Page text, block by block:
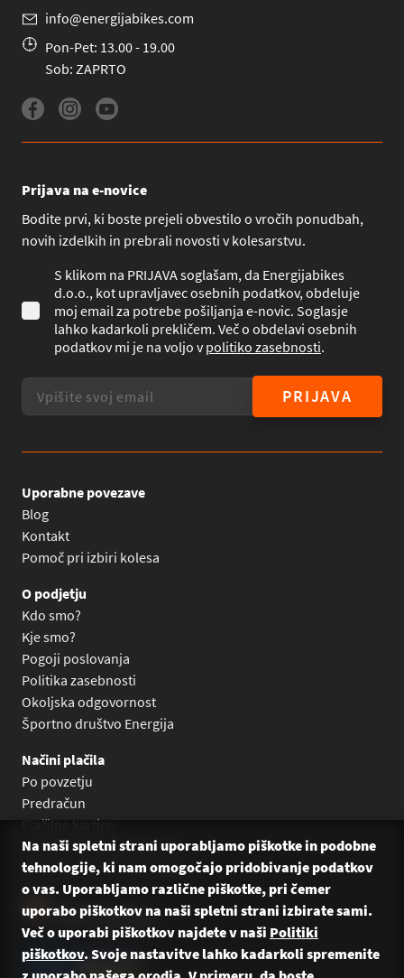
info@energijabikes.com
Pon-Pet: 13.00 - 19.00
Sob: ZAPRTO
Prijava na e-novice
Bodite prvi, ki boste prejeli obvestilo o vročih ponudbah,
novih izdelkih in prebrali novosti v kolesarstvu.
S klikom na PRIJAVA soglašam, da Energijabikes
d.o.o., kot upravljavec osebnih podatkov, obdeluje
moj email za potrebe pošiljanja e-novic. Soglasje
lahko kadarkoli prekličem. Več o obdelavi osebnih
podatkov mi je na voljo vpolitiko zasebnosti.
PRIJAVA
Uporabne povezave
Blog
Kontakt
Pomoč pri izbiri kolesa
O podjetju
Kdo smo?
Kje smo?
Pogoji poslovanja
Politika zasebnosti
Okoljska odgovornost
Športno društvo Energija
Načini plačila
Po povzetju
Predračun
Plačilne kartice
Plačilo na obroke Leanpay
Plačilo na obroke s karticami
Na naši spletni strani uporabljamo piškotke in podobne
tehnologije, ki nam omogočajo pridobivanje podatkov
o vas. Uporabljamo različne piškotke, pri čemer
uporabo piškotkov na naši spletni strani izbirate sami.
Več o uporabi piškotkov najdete v naši Politiki
piškotkov. Svoje nastavitve lahko kadarkoli spremenite